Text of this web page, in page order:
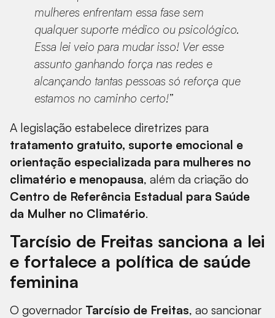
mulheres enfrentam essa fase sem
qualquer suporte médico ou psicológico.
Essa lei veio para mudar isso! Ver esse
assunto ganhando força nas redes e
alcançando tantas pessoas só reforça que
estamos no caminho certo!”
A legislação estabelece diretrizes para
tratamento gratuito, suporte emocional e
orientação especializada para mulheres no
climatério e menopausa, além da criação do
Centro de Referência Estadual para Saúde
da Mulher no Climatério.
Tarcísio de Freitas sanciona a lei
e fortalece a política de saúde
feminina
O governador Tarcísio de Freitas, ao sancionar